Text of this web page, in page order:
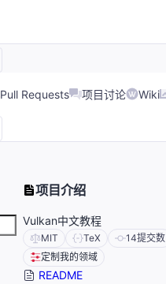
Pull Requests 项目讨论 Wiki
项目介绍
Vulkan中文教程
MIT TeX 14提交数
定制我的领域
README